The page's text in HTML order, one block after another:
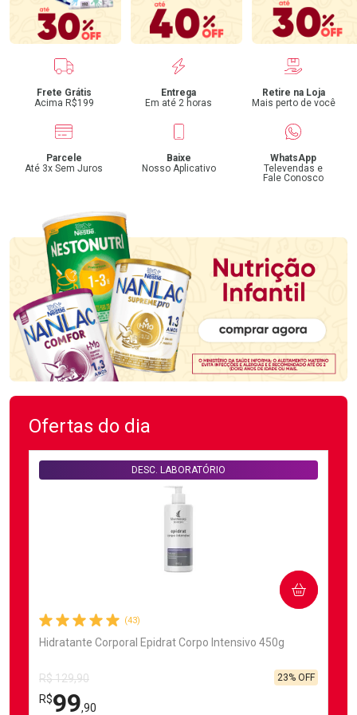
Benefícios
Frete Grátis
Acima R$199
Entrega
Em até 2 horas
Retire na Loja
Mais perto de você
Parcele
Até 3x Sem Juros
Baixe
Nosso Aplicativo
WhatsApp
Televendas e
Fale Conosco
Ofertas do dia
(43)
Hidratante Corporal Epidrat Corpo Intensivo 450g
DESC. LABORATÓRIO
R$ 129,90
R$99,90
23% OFF
COMPRAR